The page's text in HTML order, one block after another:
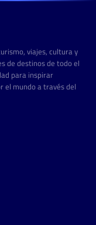
viajes, cultura y
de destinos de todo el
para inspirar
el mundo a través del